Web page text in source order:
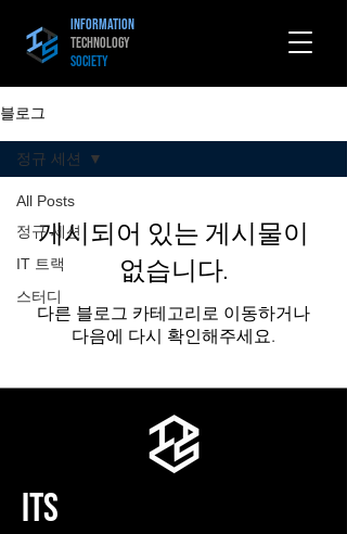
Information
Technology
Society
블로그
All Posts
정규 세션
IT 트랙
스터디
정규 세션
게시되어 있는 게시물이
없습니다.
다른 블로그 카테고리로 이동하거나
다음에 다시 확인해주세요.
ITS